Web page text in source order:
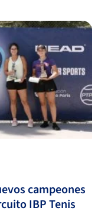
campeones
IBP Tenis